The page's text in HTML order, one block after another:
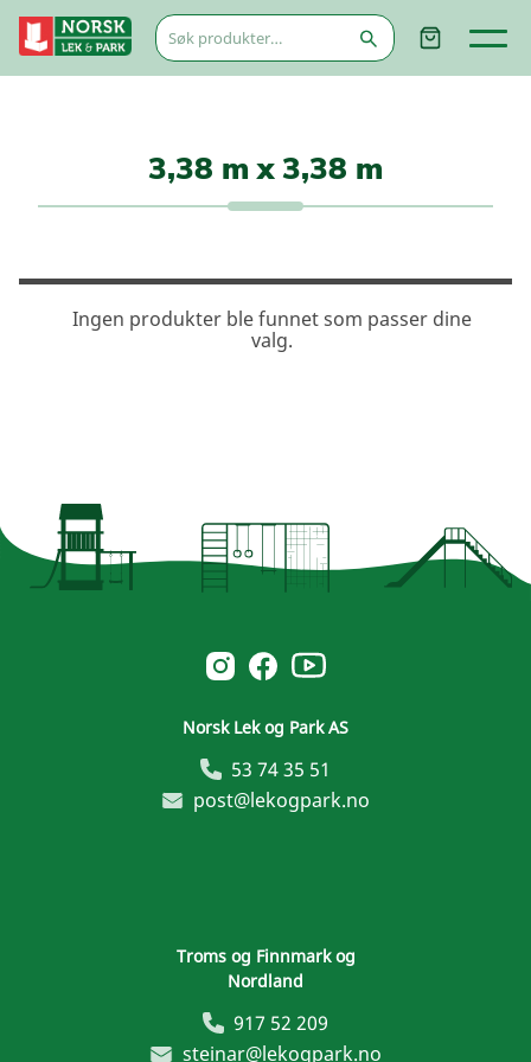
Søk
etter:
3,38 m x 3,38 m
Ingen produkter ble funnet som passer dine
valg.
Norsk Leg & Park instagram
Norsk Leg & Park facebook
Norsk Leg & Park youtube
Norsk Lek og Park AS
53 74 35 51
post@lekogpark.no
Troms og Finnmark og
Nordland
917 52 209
steinar@lekogpark.no